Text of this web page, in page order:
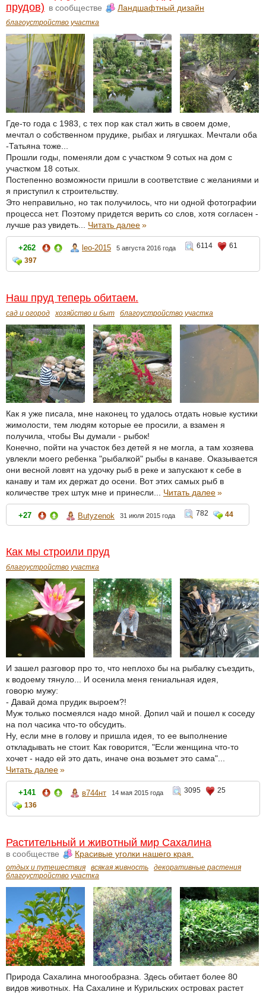
прудов) в сообществе Ландшафтный дизайн
благоустройство участка
Где-то года с 1983, с тех пор как стал жить в своем доме,
мечтал о собственном прудике, рыбах и лягушках. Мечтали оба
-Татьяна тоже...
Прошли годы, поменяли дом с участком 9 сотых на дом с
участком 18 сотых.
Постепенно возможности пришли в соответствие с желаниями и
я приступил к строительству.
Это неправильно, но так получилось, что ни одной фотографии
процесса нет. Поэтому придется верить со слов, хотя согласен -
лучше раз увидеть... Читать далее»
+262 leo-2015 5 августа 2016 года 6114
61
397
Наш пруд теперь обитаем.
сад и огород хозяйство и быт благоустройство участка
Как я уже писала, мне наконец то удалось отдать новые кустики
жимолости, тем людям которые ее просили, а взамен я
получила, чтобы Вы думали - рыбок!
Конечно, пойти на участок без детей я не могла, а там хозяева
увлекли моего ребенка "рыбалкой" рыбы в канаве. Оказывается
они весной ловят на удочку рыб в реке и запускают к себе в
канаву и там их держат до осени. Вот этих самых рыб в
количестве трех штук мне и принесли... Читать далее»
+27 Butyzenok 31 июля 2015 года 782 44
Как мы строили пруд
благоустройство участка
И зашел разговор про то, что неплохо бы на рыбалку съездить,
к водоему тянуло... И осенила меня гениальная идея,
говорю мужу:
- Давай дома прудик выроем?!
Муж только посмеялся надо мной. Допил чай и пошел к соседу
на пол часика что-то обсудить.
Ну, если мне в голову и пришла идея, то ее выполнение
откладывать не стоит. Как говорится, "Если женщина что-то
хочет - надо ей это дать, иначе она возьмет это сама"...
Читать далее»
+141 в744нт 14 мая 2015 года 3095
25
136
Растительный и животный мир Сахалина
в сообществе Красивые уголки нашего края.
отдых и путешествия всякая живность
декоративные растения
благоустройство участка
Природа Сахалина многообразна. Здесь обитает более 80
видов животных. На Сахалине и Курильских островах растет